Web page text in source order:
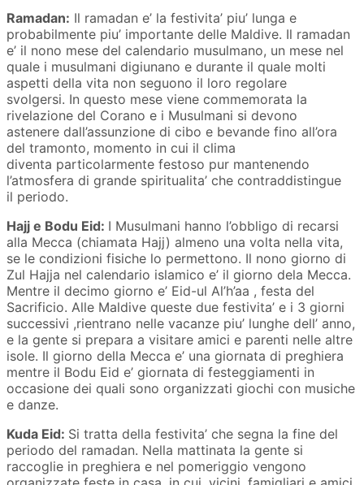
Ramadan: Il ramadan e’ la festivita’ piu’ lunga e
probabilmente piu’ importante delle Maldive. Il ramadan
e’ il nono mese del calendario musulmano, un mese nel
quale i musulmani digiunano e durante il quale molti
aspetti della vita non seguono il loro regolare
svolgersi. In questo mese viene commemorata la
rivelazione del Corano e i Musulmani si devono
astenere dall’assunzione di cibo e bevande fino all’ora
del tramonto, momento in cui il clima
diventa particolarmente festoso pur mantenendo
l’atmosfera di grande spiritualita’ che contraddistingue
il periodo.
Hajj e Bodu Eid: I Musulmani hanno l’obbligo di recarsi
alla Mecca (chiamata Hajj) almeno una volta nella vita,
se le condizioni fisiche lo permettono. Il nono giorno di
Zul Hajja nel calendario islamico e’ il giorno dela Mecca.
Mentre il decimo giorno e’ Eid-ul Al’h’aa , festa del
Sacrificio. Alle Maldive queste due festivita’ e i 3 giorni
successivi ,rientrano nelle vacanze piu’ lunghe dell’ anno,
e la gente si prepara a visitare amici e parenti nelle altre
isole. Il giorno della Mecca e’ una giornata di preghiera
mentre il Bodu Eid e’ giornata di festeggiamenti in
occasione dei quali sono organizzati giochi con musiche
e danze.
Kuda Eid: Si tratta della festivita’ che segna la fine del
periodo del ramadan. Nella mattinata la gente si
raccoglie in preghiera e nel pomeriggio vengono